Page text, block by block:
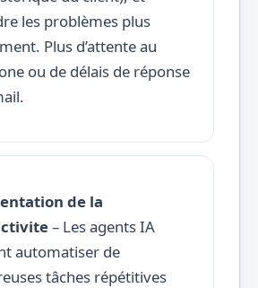
les problèmes plus
Plus d’attente au
ou de délais de réponse
de la
– Les agents IA
automatiser de
tâches répétitives